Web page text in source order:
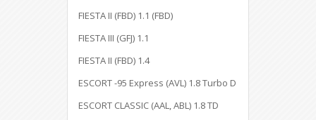
FIESTA II (FBD) 1.1 (FBD)
FIESTA III (GFJ) 1.1
FIESTA II (FBD) 1.4
ESCORT -95 Express (AVL) 1.8 Turbo D
ESCORT CLASSIC (AAL, ABL) 1.8 TD